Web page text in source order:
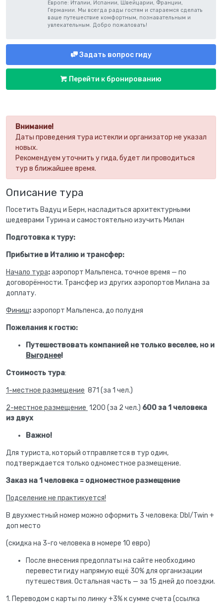
Внимание!
Даты проведения тура истекли и организатор не указал
новых.
Рекомендуем уточнить у гида, будет ли проводиться
тур в ближайшее время.
Описание тура
Посетить Вадуц и Берн, насладиться архитектурными
шедеврами Турина и самостоятельно изучить Милан
Подготовка к туру:
Прибытие в Италию и трансфер:
Начало тура:аэропорт Мальпенса, точное время — по
договорённости. Трансфер из других аэропортов Милана за
доплату.
Финиш:аэропорт Мальпенса, до полудня
Пожелания к гостю:
Путешествовать компанией не только веселее, но и
Выгоднее!
Стоимость тура:
1-местное размещение 871 (за 1 чел.)
2-местное размещение 1200 (за 2 чел.) 600 за 1 человека
из двух
Важно!
Для туриста, который отправляется в тур один,
подтверждается только одноместное размещение.
Заказ на 1 человека = одноместное размещение
Подселение не практикуется!
В двухместный номер можно оформить 3 человека: Dbl/Twin +
доп место
(скидка на 3-го человека в номере 10 евро)
После внесения предоплаты на сайте необходимо
перевести гиду напрямую ещё 30% для организации
путешествия. Остальная часть — за 15 дней до поездки.
1. Переводом с карты по линку +3% к сумме счета (ссылка
Европе: Италии, Испании, Швейцарии, Франции,
Германии. Мы всегда рады гостям и стараемся сделать
ваше путешествие комфортным, познавательным и
увлекательным. Добро пожаловать!
Задать вопрос гиду
Перейти к бронированию